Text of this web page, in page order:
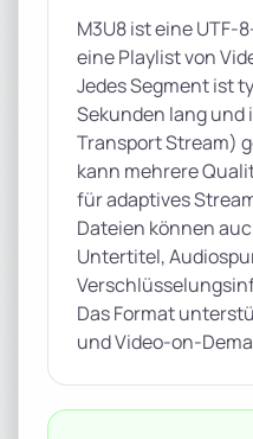
M3U8 ist eine UTF-
eine Playlist von
Jedes Segment ist
Sekunden lang und
Transport Stream)
kann mehrere
für adaptives
Dateien können
Untertitel,
Das Format
und Video-on-